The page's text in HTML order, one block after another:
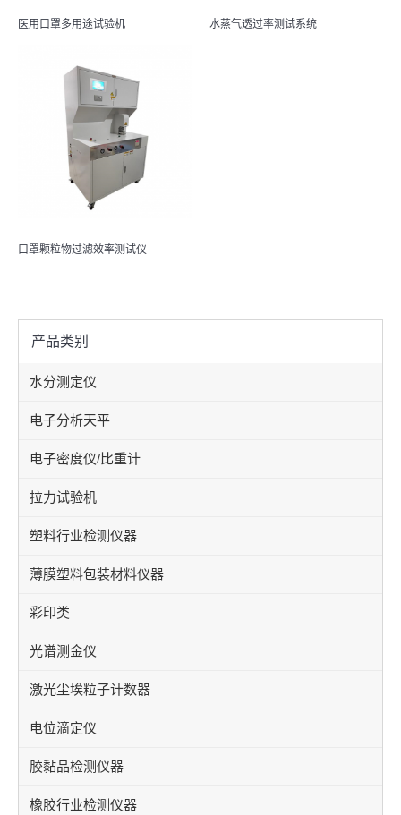
医用口罩多用途试验机 水蒸气透过率测试系统
口罩颗粒物过滤效率测试仪
产品类别
水分测定仪
电子分析天平
电子密度仪/比重计
拉力试验机
塑料行业检测仪器
薄膜塑料包装材料仪器
彩印类
光谱测金仪
激光尘埃粒子计数器
电位滴定仪
胶黏品检测仪器
橡胶行业检测仪器